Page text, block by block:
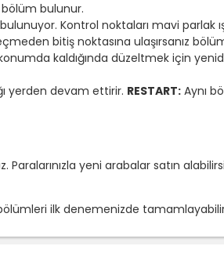
bölüm bulunur.
Kontrol noktaları mavi parlak
bitiş noktasına ulaşırsanız
kaldığında düzeltmek için
yerden devam ettirir. RESTART: Aynı
yeni arabalar satın
ilk denemenizde